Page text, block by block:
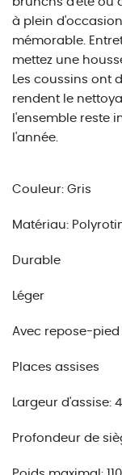
à plein
mémorable.
mettez une
Les coussins ont
rendent le
l'ensemble reste
l'année.
Couleur: Gris
Matériau:
Durable
Léger
Avec repose-pied
Places assises
Largeur d'assise:
Profondeur de